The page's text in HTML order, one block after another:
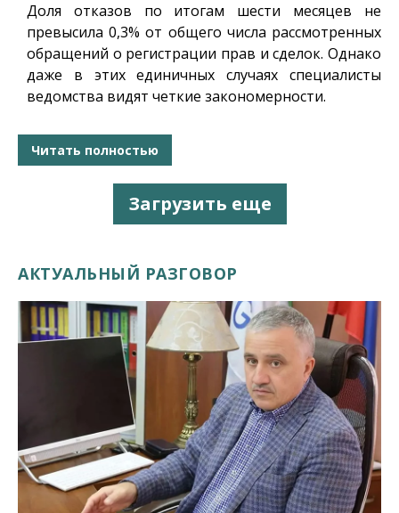
Доля отказов по итогам шести месяцев не
превысила 0,3% от общего числа рассмотренных
обращений о регистрации прав и сделок. Однако
даже в этих единичных случаях специалисты
ведомства видят четкие закономерности.
Читать полностью
Загрузить еще
АКТУАЛЬНЫЙ РАЗГОВОР